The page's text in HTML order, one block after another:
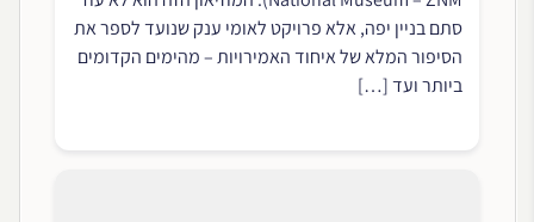
סתם בניין יפה, אלא פרויקט לאומי ענק שנועד לספר את
הסיפור המלא של איחוד האמירויות – מהימים הקדומים
ביותר ועד […]